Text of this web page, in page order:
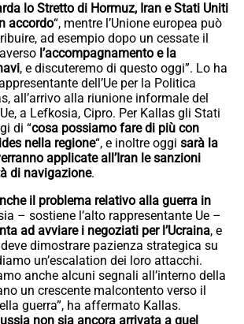
lo Stretto di Hormuz, Iran e Stati Uniti
accordo“, mentre l’Unione europea può
ad esempio dopo un cessate il
l’accompagnamento e la
, e discuteremo di questo oggi”. Lo ha
dell’Ue per la Politica
all’arrivo alla riunione informale del
a Lefkosia, Cipro. Per Kallas gli Stati
di “cosa possiamo fare di più con
nella regione“, e inoltre oggi sarà la
applicate all’Iran le sanzioni
di navigazione.
il problema relativo alla guerra in
– sostiene l’alto rappresentante Ue –
ad avviare i negoziati per l’Ucraina, e
deve dimostrare pazienza strategica su
un’escalation dei loro attacchi.
anche alcuni segnali all’interno della
un crescente malcontento verso il
guerra”, ha affermato Kallas.
non sia ancora arrivata a quel